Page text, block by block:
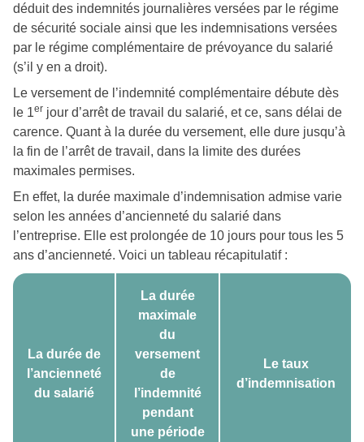
déduit des indemnités journalières versées par le régime
de sécurité sociale ainsi que les indemnisations versées
par le régime complémentaire de prévoyance du salarié
(s’il y en a droit).
Le versement de l’indemnité complémentaire débute dès
le 1er jour d’arrêt de travail du salarié, et ce, sans délai de
carence. Quant à la durée du versement, elle dure jusqu’à
la fin de l’arrêt de travail, dans la limite des durées
maximales permises.
En effet, la durée maximale d’indemnisation admise varie
selon les années d’ancienneté du salarié dans
l’entreprise. Elle est prolongée de 10 jours pour tous les 5
ans d’ancienneté. Voici un tableau récapitulatif :
La durée de
l’ancienneté
du salarié
La durée
maximale
du
versement
de
l’indemnité
pendant
une période
Le taux
d’indemnisation